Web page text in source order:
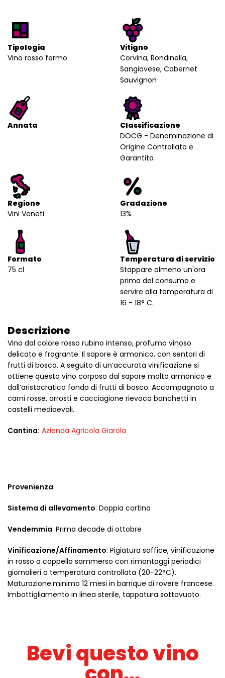
Tipologia
Vino rosso fermo
Vitigno
Corvina, Rondinella,
Sangiovese, Cabernet
Sauvignon
Annata
Classificazione
DOCG - Denominazione di
Origine Controllata e
Garantita
Regione
Vini Veneti
Gradazione
13%
Formato
75 cl
Temperatura di servizio
Stappare almeno un'ora
prima del consumo e
servire alla temperatura di
16 - 18° C.
Descrizione
Vino dal colore rosso rubino intenso, profumo vinoso
delicato e fragrante. Il sapore è armonico, con sentori di
frutti di bosco. A seguito di un’accurata vinificazione si
ottiene questo vino corposo dal sapore molto armonico e
dall’aristocratico fondo di frutti di bosco. Accompagnato a
carni rosse, arrosti e cacciagione rievoca banchetti in
castelli medioevali.
Cantina: Azienda Agricola Giarola
Provenienza:
Sistema di allevamento: Doppia cortina
Vendemmia: Prima decade di ottobre
Vinificazione/Affinamento: Pigiatura soffice, vinificazione
in rosso a cappello sommerso con rimontaggi periodici
giornalieri a temperatura controllata (20-22°C).
Maturazione:minimo 12 mesi in barrique di rovere francese.
Imbottigliamento in linea sterile, tappatura sottovuoto.
Bevi questo vino